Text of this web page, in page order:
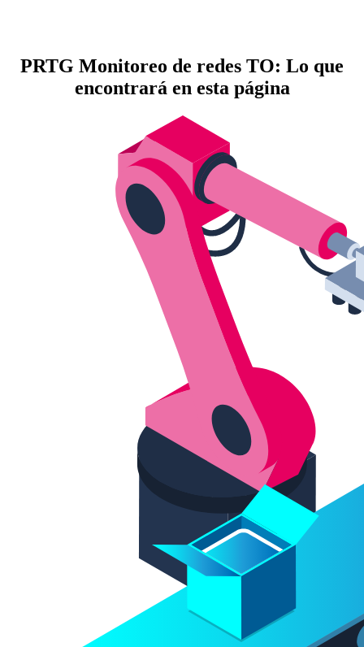
PRTG Monitoreo de redes TO: Lo que
encontrará en esta página